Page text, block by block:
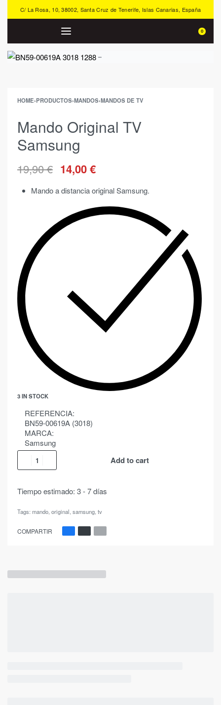
C/ La Rosa, 10, 38002, Santa Cruz de Tenerife, Islas Canarias, España
0
HOME›PRODUCTOS›MANDOS›MANDOS DE TV
Mando Original TV
Samsung
19,90€ 14,00€
Mando a distancia original Samsung.
3 IN STOCK
REFERENCIA:
BN59-00619A (3018)
MARCA:
Samsung
Add to cart
Tiempo estimado: 3 - 7 días
Tags: mando, original, samsung, tv
COMPARTIR